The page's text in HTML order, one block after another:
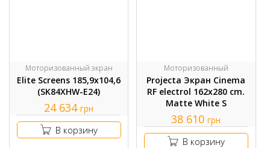
Моторизованный экран
Elite Screens 185,9х104,6
(SK84XHW-E24)
24 634 грн
В корзину
Моторизованный
Projecta Экран Cinema
RF electrol 162x280 cm.
Matte White S
38 610 грн
В корзину